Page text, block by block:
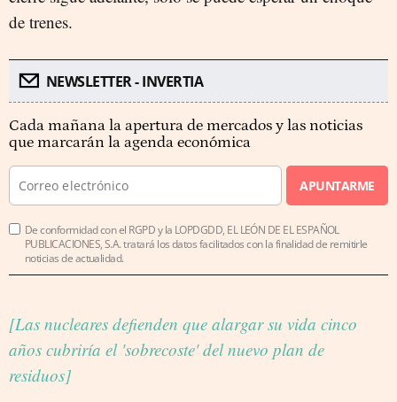
de trenes.
NEWSLETTER - INVERTIA
Cada mañana la apertura de mercados y las noticias
que marcarán la agenda económica
APUNTARME
De conformidad con el RGPD y la LOPDGDD, EL LEÓN DE EL ESPAÑOL
PUBLICACIONES, S.A. tratará los datos facilitados con la finalidad de remitirle
noticias de actualidad.
[Las nucleares defienden que alargar su vida cinco
años cubriría el 'sobrecoste' del nuevo plan de
residuos]